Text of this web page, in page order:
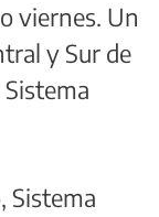
viernes. Un
y Sur de
Sistema